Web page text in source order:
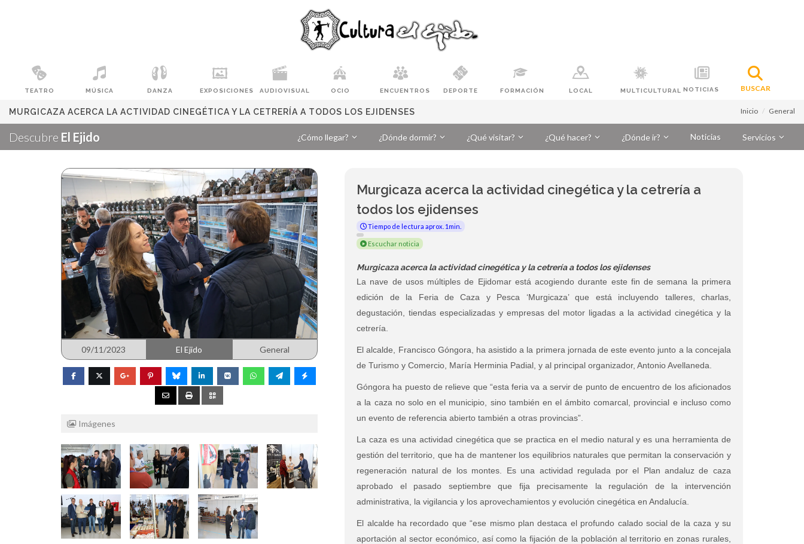
TEATRO MÚSICA DANZA EXPOSICIONES AUDIOVISUAL OCIO ENCUENTROS DEPORTE FORMACIÓN LOCAL MULTICULTURAL NOTICIAS BUSCAR
MURGICAZA ACERCA LA ACTIVIDAD CINEGÉTICA Y LA CETRERÍA A TODOS LOS EJIDENSES Inicio General
Descubre El Ejido ¿Cómo llegar? ¿Dónde dormir? ¿Qué visitar? ¿Qué hacer? ¿Dónde ir? Noticias Servicios
09/11/2023 El Ejido General
Imágenes
Murgicaza acerca la actividad cinegética y la cetrería a
todos los ejidenses
Tiempo de lectura aprox. 1min.
Escuchar noticia
Murgicaza acerca la actividad cinegética y la cetrería a todos los ejidenses
La nave de usos múltiples de Ejidomar está acogiendo durante este fin de semana la primera
edición de la Feria de Caza y Pesca ‘Murgicaza’ que está incluyendo talleres, charlas,
degustación, tiendas especializadas y empresas del motor ligadas a la actividad cinegética y la
cetrería.
El alcalde, Francisco Góngora, ha asistido a la primera jornada de este evento junto a la concejala
de Turismo y Comercio, María Herminia Padial, y al principal organizador, Antonio Avellaneda.
Góngora ha puesto de relieve que “esta feria va a servir de punto de encuentro de los aficionados
a la caza no solo en el municipio, sino también en el ámbito comarcal, provincial e incluso como
un evento de referencia abierto también a otras provincias”.
La caza es una actividad cinegética que se practica en el medio natural y es una herramienta de
gestión del territorio, que ha de mantener los equilibrios naturales que permitan la conservación y
regeneración natural de los montes. Es una actividad regulada por el Plan andaluz de caza
aprobado el pasado septiembre que fija precisamente la regulación de la intervención
administrativa, la vigilancia y los aprovechamientos y evolución cinegética en Andalucía.
El alcalde ha recordado que “ese mismo plan destaca el profundo calado social de la caza y su
aportación al sector económico, así como la fijación de la población al territorio en zonas rurales,